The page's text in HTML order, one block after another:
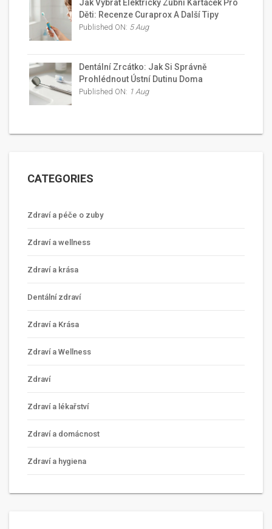
Jak Vybrat Elektrický Zubní Kartáček Pro
Děti: Recenze Curaprox A Další Tipy
Published ON: 5 Aug
Dentální Zrcátko: Jak Si Správně
Prohlédnout Ústní Dutinu Doma
Published ON: 1 Aug
CATEGORIES
Zdraví a péče o zuby
Zdraví a wellness
Zdraví a krása
Dentální zdraví
Zdraví a Krása
Zdraví a Wellness
Zdraví
Zdraví a lékařství
Zdraví a domácnost
Zdraví a hygiena